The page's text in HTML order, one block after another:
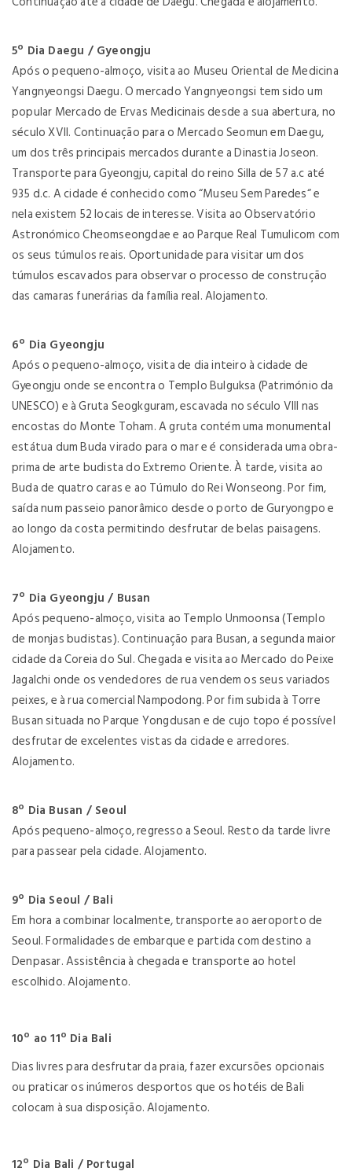
5º Dia Daegu / Gyeongju
Após o pequeno-almoço, visita ao Museu Oriental de Medicina
Yangnyeongsi Daegu. O mercado Yangnyeongsi tem sido um
popular Mercado de Ervas Medicinais desde a sua abertura, no
século XVII. Continuação para o Mercado Seomun em Daegu,
um dos três principais mercados durante a Dinastia Joseon.
Transporte para Gyeongju, capital do reino Silla de 57 a.c até
935 d.c. A cidade é conhecido como “Museu Sem Paredes“ e
nela existem 52 locais de interesse. Visita ao Observatório
Astronómico Cheomseongdae e ao Parque Real Tumulicom com
os seus túmulos reais. Oportunidade para visitar um dos
túmulos escavados para observar o processo de construção
das camaras funerárias da família real. Alojamento.
6º Dia Gyeongju
Após o pequeno-almoço, visita de dia inteiro à cidade de
Gyeongju onde se encontra o Templo Bulguksa (Património da
UNESCO) e à Gruta Seogkguram, escavada no século VIII nas
encostas do Monte Toham. A gruta contém uma monumental
estátua dum Buda virado para o mar e é considerada uma obra-
prima de arte budista do Extremo Oriente. À tarde, visita ao
Buda de quatro caras e ao Túmulo do Rei Wonseong. Por fim,
saída num passeio panorâmico desde o porto de Guryongpo e
ao longo da costa permitindo desfrutar de belas paisagens.
Alojamento.
7º Dia Gyeongju / Busan
Após pequeno-almoço, visita ao Templo Unmoonsa (Templo
de monjas budistas). Continuação para Busan, a segunda maior
cidade da Coreia do Sul. Chegada e visita ao Mercado do Peixe
Jagalchi onde os vendedores de rua vendem os seus variados
peixes, e à rua comercial Nampodong. Por fim subida à Torre
Busan situada no Parque Yongdusan e de cujo topo é possível
desfrutar de excelentes vistas da cidade e arredores.
Alojamento.
8º Dia Busan / Seoul
Após pequeno-almoço, regresso a Seoul. Resto da tarde livre
para passear pela cidade. Alojamento.
9º Dia Seoul / Bali
Em hora a combinar localmente, transporte ao aeroporto de
Seoul. Formalidades de embarque e partida com destino a
Denpasar. Assistência à chegada e transporte ao hotel
escolhido. Alojamento.
10º ao 11º Dia Bali
Dias livres para desfrutar da praia, fazer excursões opcionais
ou praticar os inúmeros desportos que os hotéis de Bali
colocam à sua disposição. Alojamento.
12º Dia Bali / Portugal